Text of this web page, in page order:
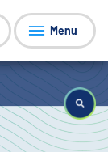
Menu